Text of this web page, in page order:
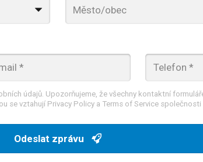
údajů. Upozorňujeme, že všechny kontaktní
se vztahují Privacy Policy a Terms of Service společnosti
Odeslat zprávu